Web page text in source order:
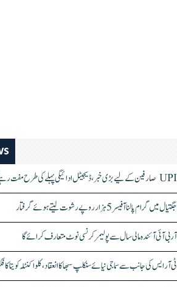
UPI صارفین کے لیے بڑی خبر، ڈیجیٹل ادائیگی پہلے کی طرح مفت رہے گی
جگتیال میں گرام پالنا آفیسر 5 ہزار روپے رشوت لیتے ہوئے گرفتار
آر بی آئی آئندہ مالی سال سے پولیمر کرنسی نوٹ متعارف کرائے گا
ٹی آر ایس کی جانب سے سماجی نیائے سنکلپ سبھا کا انعقاد، کلواکنٹلہ کویتا